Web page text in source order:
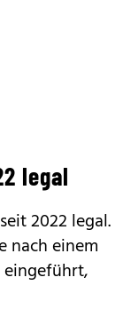
legal
2022 legal.
nach einem
eingeführt,